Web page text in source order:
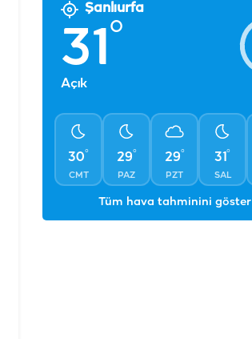
Şanlıurfa
31°
Açık
30°
CMT
29°
PAZ
29°
PZT
31°
SAL
Tüm hava tahminini göster